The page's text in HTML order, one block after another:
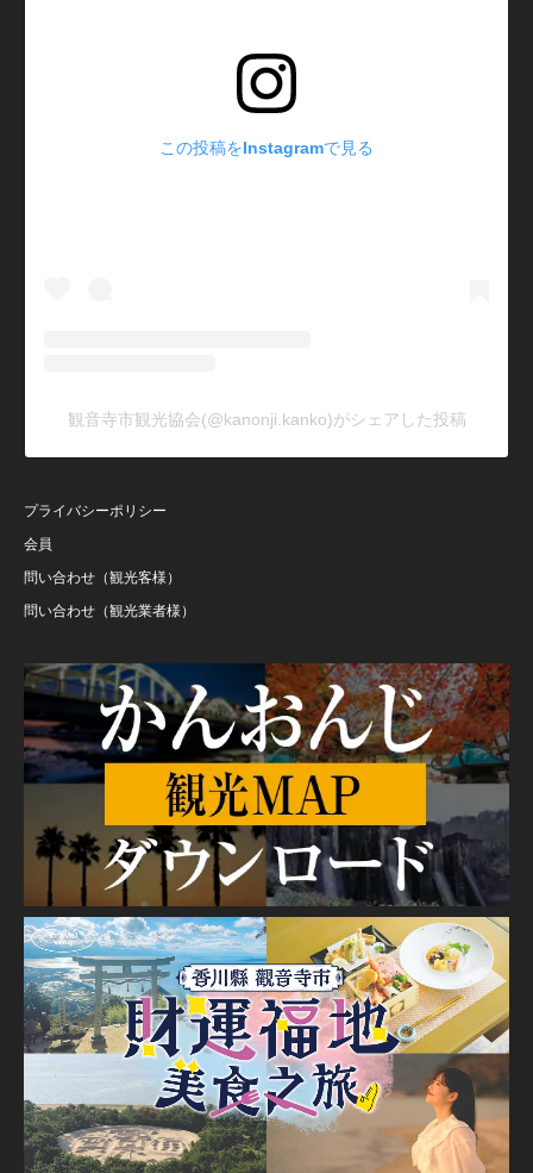
この投稿をInstagramで見る
観音寺市観光協会(@kanonji.kanko)がシェアした投稿
プライバシーポリシー
会員
問い合わせ（観光客様）
問い合わせ（観光業者様）